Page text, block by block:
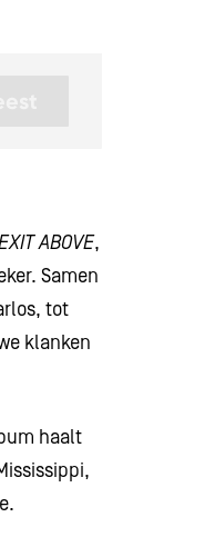
ABOVE,
Samen
tot
klanken
haalt